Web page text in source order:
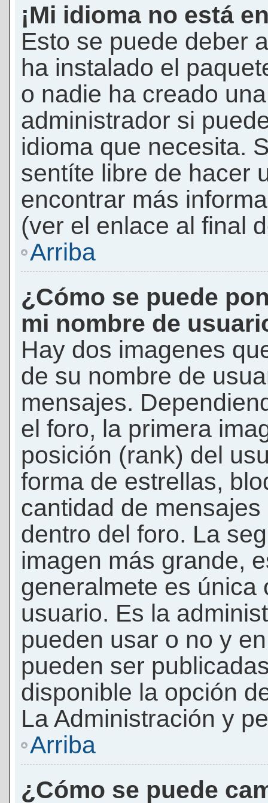
¡Mi idioma no está
Esto se puede deber
ha instalado el
o nadie ha creado
administrador si
idioma que necesita.
sentíte libre de hacer
encontrar más
(ver el enlace al final
Arriba
¿Cómo se puede
mi nombre de
Hay dos imagenes
de su nombre de
mensajes.
el foro, la primera
posición (rank) del
forma de estrellas,
cantidad de
dentro del foro. La
imagen más grande,
generalmete es única
usuario. Es la
pueden usar o no y
pueden ser
disponible la opción
La Administración y
Arriba
¿Cómo se puede